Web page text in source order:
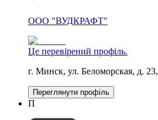
ООО "ВУДКРАФТ"
Це перевірений профіль.
г. Минск, ул. Беломорская, д.
Переглянути профіль
П